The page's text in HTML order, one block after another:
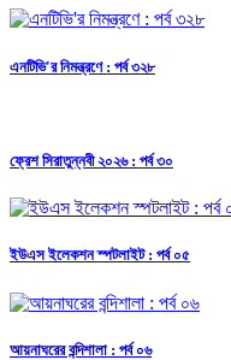
এনটিভি'র নিমন্ত্রণে : পর্ব ৩২৮
ফ্রেশ সিরাতুন্নবী ২০২৬ : পর্ব ৩০
ইউএস ইলেকশন স্পটলাইট : পর্ব ০৫
আয়নাঘরের বন্দিশালা : পর্ব ০৬